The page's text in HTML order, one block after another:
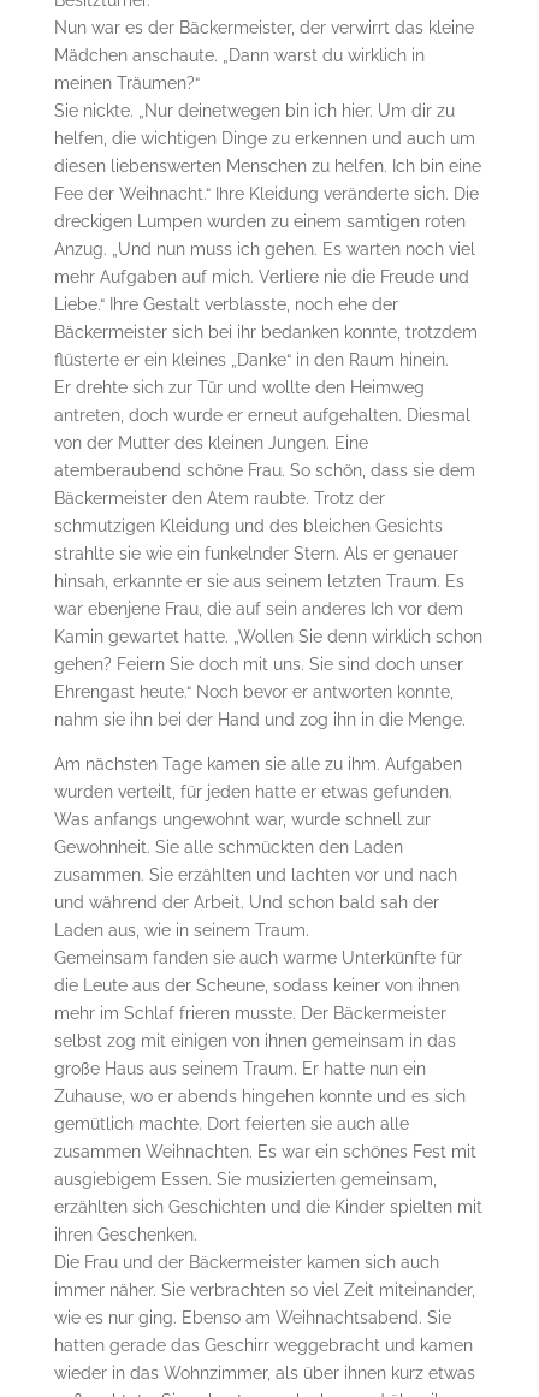
Nun war es der Bäckermeister, der verwirrt das kleine
Mädchen anschaute. „Dann warst du wirklich in
meinen Träumen?“
Sie nickte. „Nur deinetwegen bin ich hier. Um dir zu
helfen, die wichtigen Dinge zu erkennen und auch um
diesen liebenswerten Menschen zu helfen. Ich bin eine
Fee der Weihnacht.“ Ihre Kleidung veränderte sich. Die
dreckigen Lumpen wurden zu einem samtigen roten
Anzug. „Und nun muss ich gehen. Es warten noch viel
mehr Aufgaben auf mich. Verliere nie die Freude und
Liebe.“ Ihre Gestalt verblasste, noch ehe der
Bäckermeister sich bei ihr bedanken konnte, trotzdem
flüsterte er ein kleines „Danke“ in den Raum hinein.
Er drehte sich zur Tür und wollte den Heimweg
antreten, doch wurde er erneut aufgehalten. Diesmal
von der Mutter des kleinen Jungen. Eine
atemberaubend schöne Frau. So schön, dass sie dem
Bäckermeister den Atem raubte. Trotz der
schmutzigen Kleidung und des bleichen Gesichts
strahlte sie wie ein funkelnder Stern. Als er genauer
hinsah, erkannte er sie aus seinem letzten Traum. Es
war ebenjene Frau, die auf sein anderes Ich vor dem
Kamin gewartet hatte. „Wollen Sie denn wirklich schon
gehen? Feiern Sie doch mit uns. Sie sind doch unser
Ehrengast heute.“ Noch bevor er antworten konnte,
nahm sie ihn bei der Hand und zog ihn in die Menge.
Am nächsten Tage kamen sie alle zu ihm. Aufgaben
wurden verteilt, für jeden hatte er etwas gefunden.
Was anfangs ungewohnt war, wurde schnell zur
Gewohnheit. Sie alle schmückten den Laden
zusammen. Sie erzählten und lachten vor und nach
und während der Arbeit. Und schon bald sah der
Laden aus, wie in seinem Traum.
Gemeinsam fanden sie auch warme Unterkünfte für
die Leute aus der Scheune, sodass keiner von ihnen
mehr im Schlaf frieren musste. Der Bäckermeister
selbst zog mit einigen von ihnen gemeinsam in das
große Haus aus seinem Traum. Er hatte nun ein
Zuhause, wo er abends hingehen konnte und es sich
gemütlich machte. Dort feierten sie auch alle
zusammen Weihnachten. Es war ein schönes Fest mit
ausgiebigem Essen. Sie musizierten gemeinsam,
erzählten sich Geschichten und die Kinder spielten mit
ihren Geschenken.
Die Frau und der Bäckermeister kamen sich auch
immer näher. Sie verbrachten so viel Zeit miteinander,
wie es nur ging. Ebenso am Weihnachtsabend. Sie
hatten gerade das Geschirr weggebracht und kamen
wieder in das Wohnzimmer, als über ihnen kurz etwas